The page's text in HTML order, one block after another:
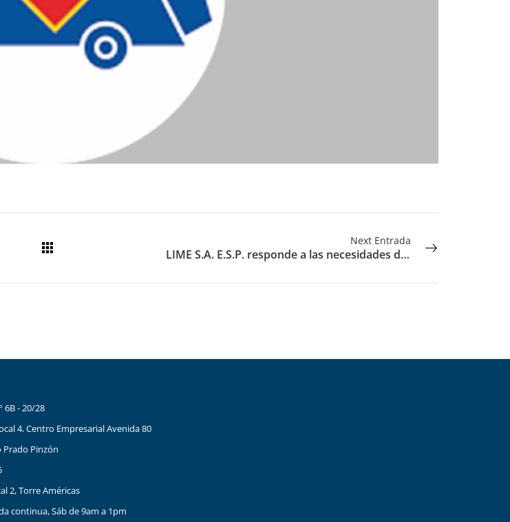
Next Entrada
LIME S.A. E.S.P. responde a las necesidades de las comunidades con acciones de educación ambiental
6B - 20/28
4. Centro Empresarial Avenida 80
Prado Pinzón
2, Torre Américas
continua, Sáb de 9am a 1pm